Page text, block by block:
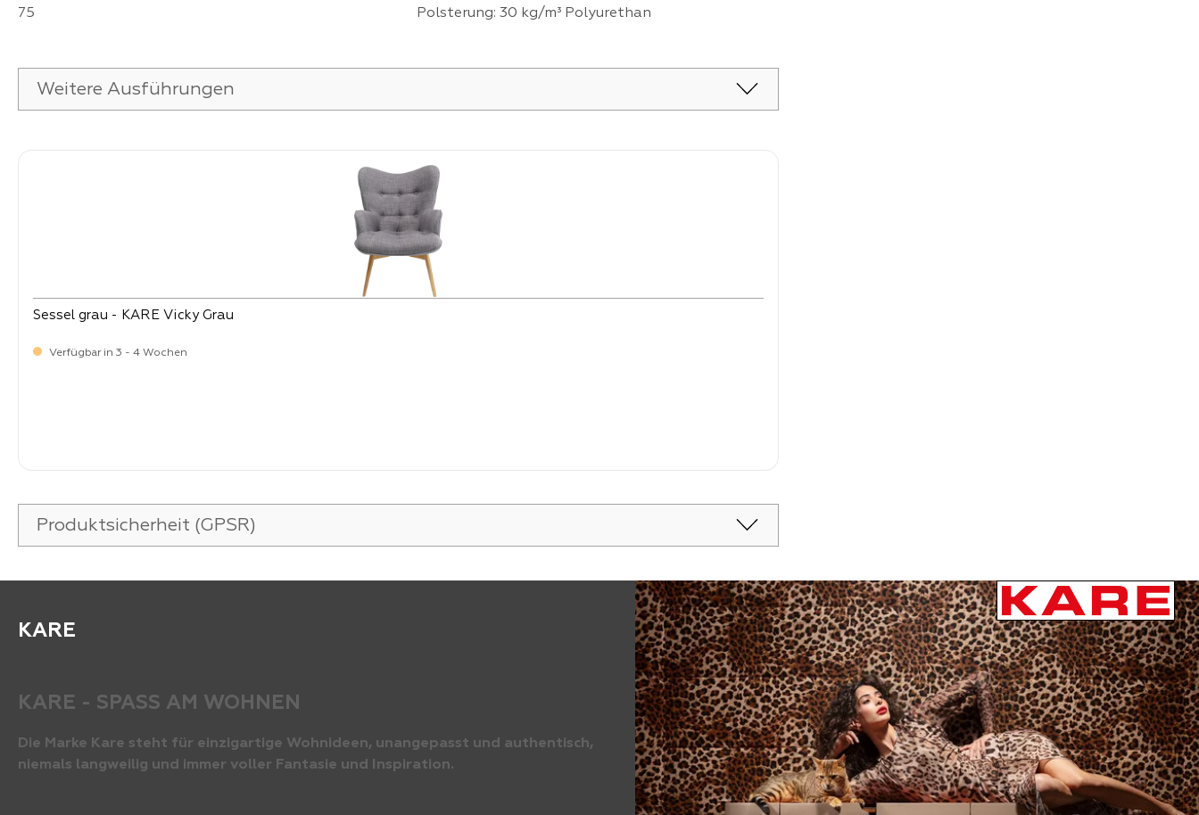
75
Polsterung: 30 kg/m³ Polyurethan
Weitere Ausführungen
Sessel grau - KARE Vicky Grau
Verfügbar in 3 - 4 Wochen
Produktsicherheit (GPSR)
KARE
KARE - SPASS AM WOHNEN
Die Marke Kare steht für einzigartige Wohnideen, unangepasst und authentisch,
niemals langweilig und immer voller Fantasie und Inspiration.